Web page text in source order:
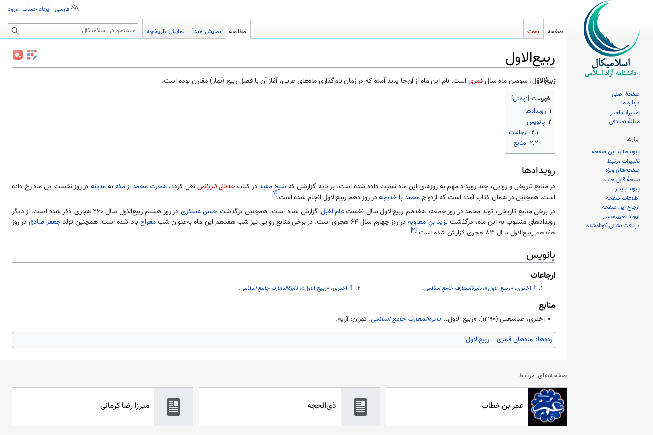
ربیع‌الاول
پرش
به
ناوبری
پرش
به
جستجو
رَبیعُ‌الاوّل، سومین ماه سالقمریاست. نام این ماه از آن‌جا پدید آمده که در زمان نام‌گذاری ماه‌های عربی، آغاز آن با فصل ربیع (بهار) مقارن بوده است.
فهرست
۱ رویدادها
۲ پانویس
۲.۱ ارجاعات
۲.۲ منابع
رویدادها
در منابع تاریخی و روایی، چند رویداد مهم به روزهای این ماه نسبت داده شده است. بر پایه گزارشی که شیخ مفید در کتابحدائق الریاضنقل کرده، هجرت محمدازمکهبهمدینه در روز نخست این ماه رخ داده
است. همچنین در همان کتاب آمده است که ازدواجمحمدبا خدیجه در روز دهم ربیع‌الاول انجام شده است.[۱]
در برخی منابع تاریخی، تولد محمد در روز جمعه، هفدهم ربیع‌الاول سال نخستعام‌الفیل گزارش شده است. همچنین درگذشت حسن عسکری
در روز هشتم ربیع‌الاول سال ۲۶۰ هجری ذکر شده است. از دیگر
رویدادهای منسوب به این ماه، درگذشت یزید بن معاویهدر روز چهارم سال ۶۴ هجری است. در برخی منابع روایی نیز شب هفدهم این ماه به‌عنوان شب معراج یاد شده است. همچنین تولدجعفر صادقدر روز
هفدهم ربیع‌الاول سال ۸۳ هجری گزارش شده است.
[۲]
پانویس
ارجاعات
↑ اختری، «ربیع الاول»،دایرةالمعارف جامع اسلامی.
↑ اختری، «ربیع الاول»،دایرةالمعارف جامع اسلامی.
منابع
اختری، عباسعلی (۱۳۹۰). «ربیع الاول».دایرةالمعارف جامع اسلامی. تهران: آرایه.
رده‌ها: ماه‌های قمری ربیع‌الاول
صفحه‌های مرتبط
عمر بن خطاب ذی‌الحجه میرزا رضا کرمانی
فارسی ایجاد حساب ورود
صفحه بحث مطالعه نمایش مبدأ نمایش تاریخچه جستجو
صفحهٔ اصلی
درباره ما
تغییرات اخیر
مقالهٔ تصادفی
ابزارها
پیوندها به این صفحه
تغییرات مرتبط
صفحه‌های ویژه
نسخهٔ قابل چاپ
پیوند پایدار
اطلاعات صفحه
ارجاع این صفحه
ایجاد تغییرمسیر
دریافت نشانی کوتاه‌شده